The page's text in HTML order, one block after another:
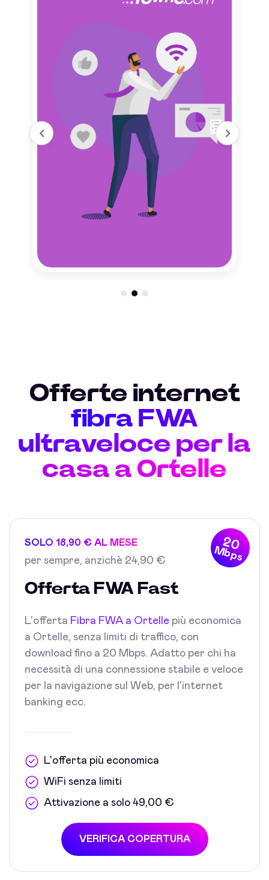
Offerte internet
fibra FWA
ultraveloce per la
casa a Ortelle
20
Mbps
SOLO 18,90 € AL MESE
per sempre, anzichè 24,90 €
Offerta FWA Fast
L'offerta Fibra FWA a Ortelle più economica
a Ortelle, senza limiti di traffico, con
download fino a 20 Mbps. Adatto per chi ha
necessità di una connessione stabile e veloce
per la navigazione sul Web, per l'internet
banking ecc.
L'offerta più economica
WiFi senza limiti
Attivazione a solo 49,00 €
VERIFICA COPERTURA